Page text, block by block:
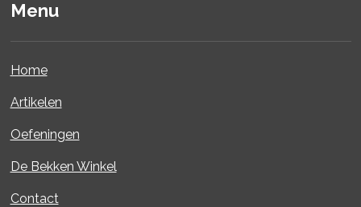
Menu
Home
Artikelen
Oefeningen
De Bekken Winkel
Contact